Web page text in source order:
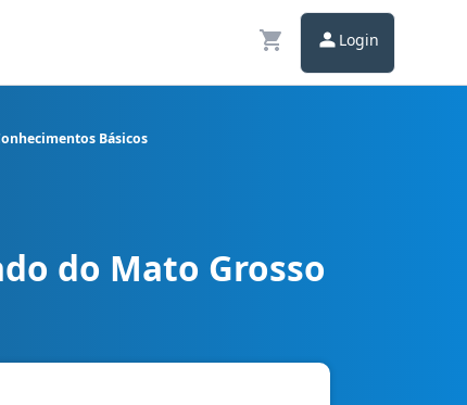
Login
Básicos
e Correição - Conhecimentos Básicos
do Mato Grosso